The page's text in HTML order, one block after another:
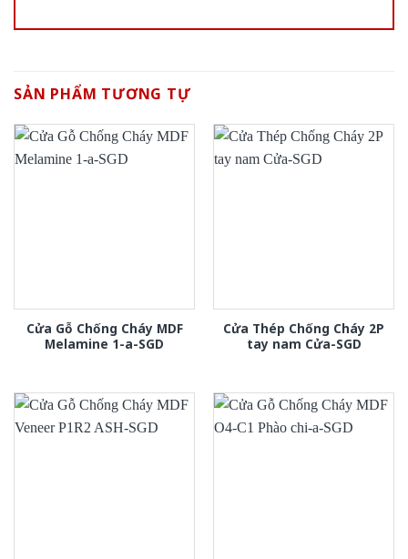
SẢN PHẨM TƯƠNG TỰ
Cửa Gỗ Chống Cháy MDF
Melamine 1-a-SGD
Cửa Thép Chống Cháy 2P
tay nam Cửa-SGD